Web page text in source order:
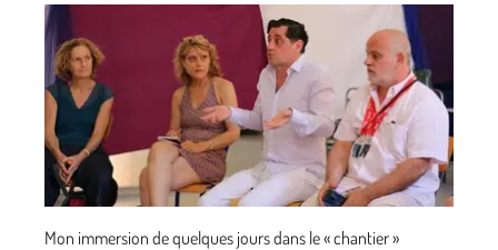
Mon immersion de quelques jours dans le « chantier »